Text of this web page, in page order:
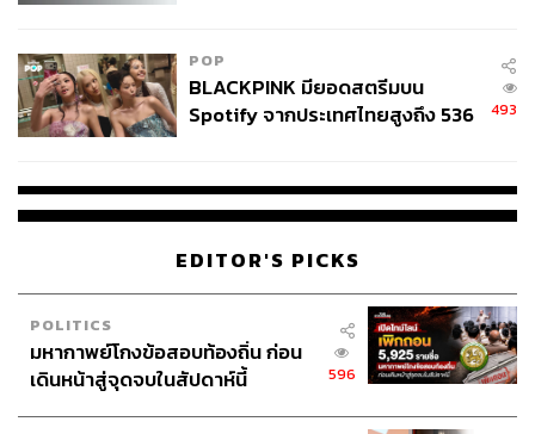
POP
BLACKPINK มียอดสตรีมบน
Spotify จากประเทศไทยสูงถึง 536
493
EDITOR'S PICKS
POLITICS
มหากาพย์โกงข้อสอบท้องถิ่น ก่อน
เดินหน้าสู่จุดจบในสัปดาห์นี้
596